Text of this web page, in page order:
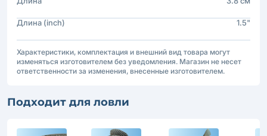
Длина (inch) 1.5"
Характеристики, комплектация и внешний вид товара могут
изменяться изготовителем без уведомления. Магазин не несет
ответственности за изменения, внесенные изготовителем.
Подходит для ловли